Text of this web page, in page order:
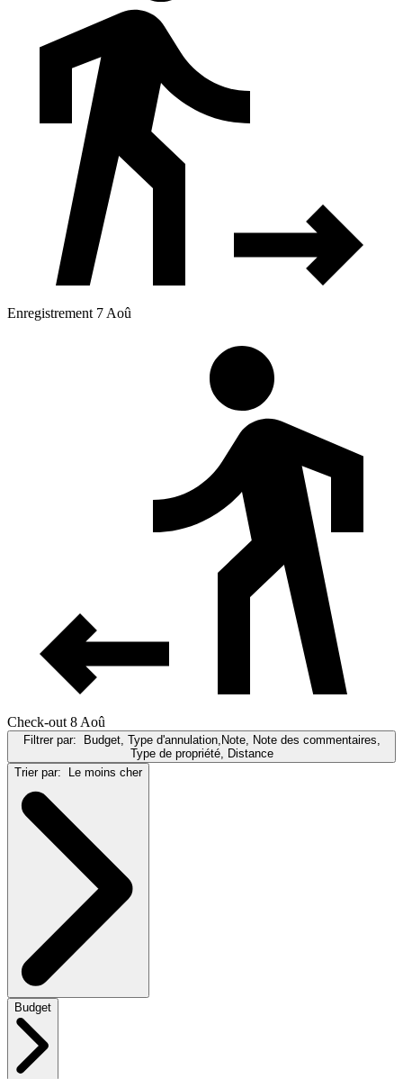
Enregistrement 7 Aoû
Check-out 8 Aoû
Filtrer par:
Budget, Type d'annulation,Note, Note des commentaires,
Type de propriété, Distance
Trier par:
Le moins cher
Budget